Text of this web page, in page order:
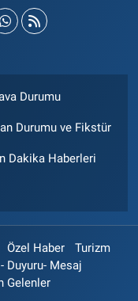
Durumu
Durumu ve Fikstür
Dakika Haberleri
Özel Haber
Turizm
Duyuru- Mesaj
Gelenler